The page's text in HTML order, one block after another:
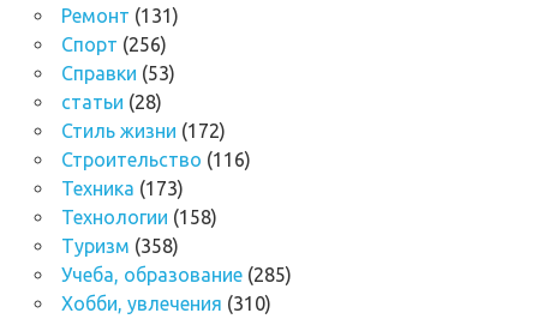
Ремонт (131)
Спорт (256)
Справки (53)
статьи (28)
Стиль жизни (172)
Строительство (116)
Техника (173)
Технологии (158)
Туризм (358)
Учеба, образование(285)
Хобби, увлечения (310)